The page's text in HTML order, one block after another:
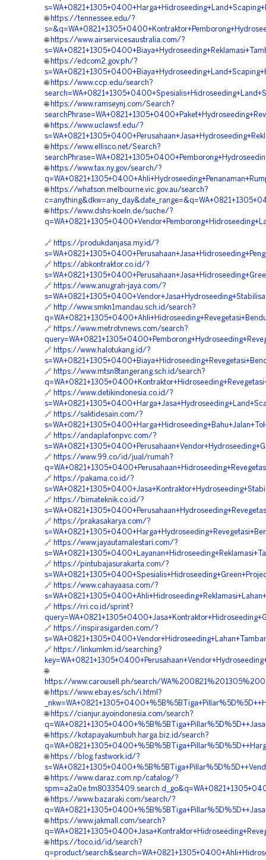
🌐 https://tennessee.edu/?
🌐 https://www.airservicesaustralia.com/?
🌐 https://edcom2.gov.ph/?
🌐 https://www.ccp.edu/search?
🌐 https://www.ramseynj.com/Search?
🌐 https://www.uclawsf.edu/?
🌐 https://www.ellisco.net/Search?
🌐 https://www.tax.ny.gov/search/?
🌐 https://whatson.melbourne.vic.gov.au/search?
🌐 https://www.dshs-koeln.de/suche/?
🔗 https://produkdanjasa.my.id/?
🔗 https://abkontraktor.co.id/?
🔗 https://www.anugrah-jaya.com/?
🔗 http://www.smkn1mandau.sch.id/search?
🔗 https://www.metrotvnews.com/search?
🔗 https://www.halotukang.id/?
🔗 https://www.mtsn8tangerang.sch.id/search?
🔗 https://www.detikindonesia.co.id/?
🔗 https://saktidesain.com/?
🔗 https://andaplafonpvc.com/?
🔗 https://www.99.co/id/jual/rumah?
🔗 https://pakama.co.id/?
🔗 https://bimateknik.co.id/?
🔗 https://prakasakarya.com/?
🔗 https://www.jayautamalestari.com/?
🔗 https://pintubajasurakarta.com/?
🔗 https://www.cahayaasa.com/?
🔗 https://rri.co.id/sprint?
🔗 https://inspirasigarden.com/?
🔗 https://linkumkm.id/searching?
🌐
https://www.carousell.ph/search/
🌐 https://www.ebay.es/sch/i.html?
🌐 https://cianjur.ayoindonesia.com/search?
🌐 https://kotapayakumbuh.harga.biz.id/search?
🌐 https://blog.fastwork.id/?
🌐 https://www.daraz.com.np/catalog/?
🌐 https://www.bazaraki.com/search/?
🌐 https://www.jakmall.com/search?
🌐 https://toco.id/id/search?
q=product/